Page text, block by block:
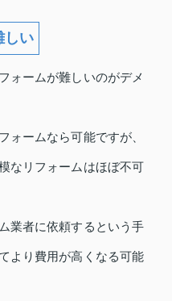
しい
ォームが難しいのがデメ
ォームなら可能ですが、
なリフォームはほぼ不可
業者に依頼するという手
より費用が高くなる可能